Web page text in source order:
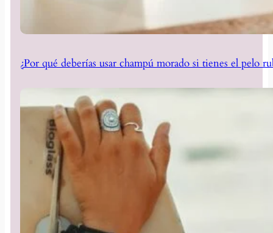
¿Por qué deberías usar champú morado si tienes el pelo